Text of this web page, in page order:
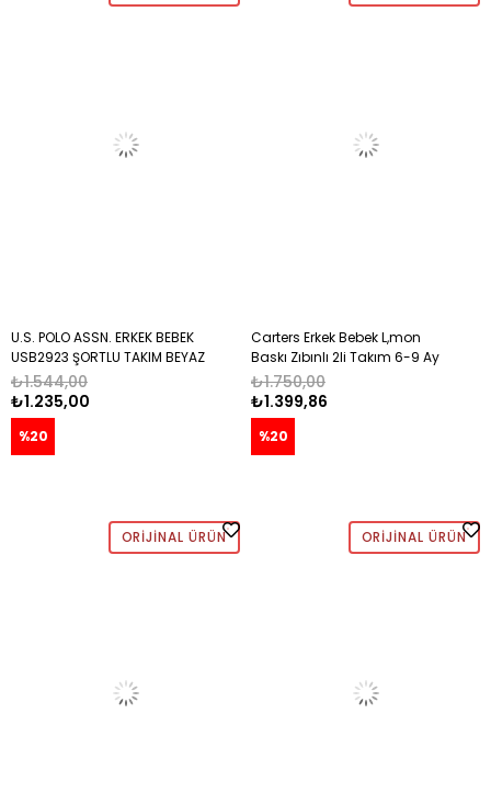
U.S. POLO ASSN. ERKEK BEBEK
USB2923 ŞORTLU TAKIM BEYAZ
₺1.235,00
₺1.544,00
%20
Carters Erkek Bebek L,mon
Baskı Zıbınlı 2li Takım 6-9 Ay
LACİVERT
₺1.399,86
₺1.750,00
%20
ORIJINAL ÜRÜN ORIJINAL ÜRÜN